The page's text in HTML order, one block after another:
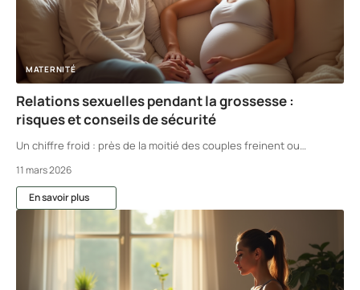
MATERNITÉ
Relations sexuelles pendant la grossesse :
risques et conseils de sécurité
Un chiffre froid : près de la moitié des couples freinent ou…
11 mars 2026
En savoir plus